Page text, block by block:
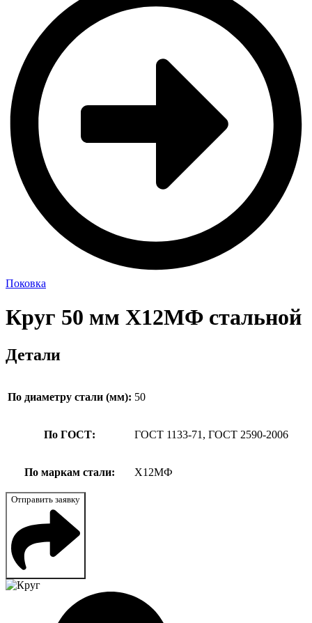
Поковка
Круг 50 мм Х12МФ стальной
Детали
По диаметру стали (мм): 50
По ГОСТ: ГОСТ 1133-71, ГОСТ 2590-2006
По маркам стали: Х12МФ
Отправить заявку